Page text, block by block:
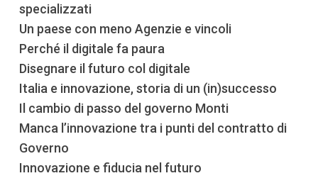
specializzati
Un paese con meno Agenzie e vincoli
Perché il digitale fa paura
Disegnare il futuro col digitale
Italia e innovazione, storia di un (in)successo
Il cambio di passo del governo Monti
Manca l’innovazione tra i punti del contratto di
Governo
Innovazione e fiducia nel futuro